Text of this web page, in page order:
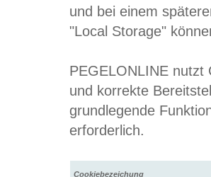
und bei einem
"Local Storage"
PEGELONLINE nutzt
und korrekte
grundlegende
erforderlich.
Cookiebezeichung